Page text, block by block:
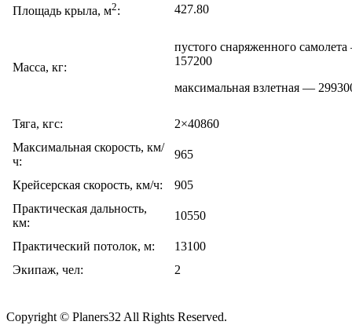
Площадь крыла, м2: 427.80
Масса, кг:
пустого снаряженного
157200
максимальная взлетная —
Тяга, кгс:
2×40860
Максимальная скорость, км/
ч:
965
Крейсерская скорость, км/ч:
905
Практическая дальность,
км:
10550
Практический потолок, м:
13100
Экипаж, чел:
2
Copyright © Planers32 All Rights Reserved.